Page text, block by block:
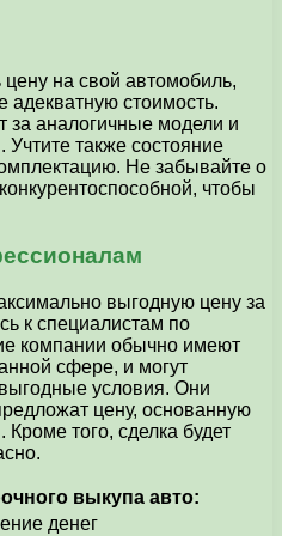
на свой автомобиль,
адекватную стоимость.
за аналогичные модели и
также состояние
Не забывайте о
чтобы
выгодную цену за
к специалистам по
компании обычно имеют
сфере, и могут
условия. Они
цену, основанную
того, сделка будет
выкупа авто:
денег